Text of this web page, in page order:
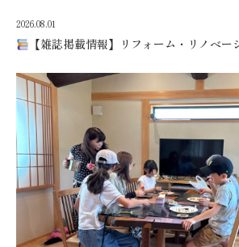
2026.08.01
【雑誌掲載情報】リフォーム・リノベー